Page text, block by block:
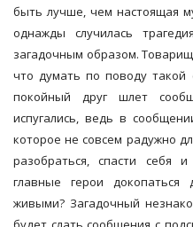
быть лучше, чем настоящая
однажды случилась
загадочным образом.
что думать по поводу такой
покойный друг шлет
испугались, ведь в
которое не совсем радужно
разобраться, спасти себя
главные герои
живыми? Загадочный